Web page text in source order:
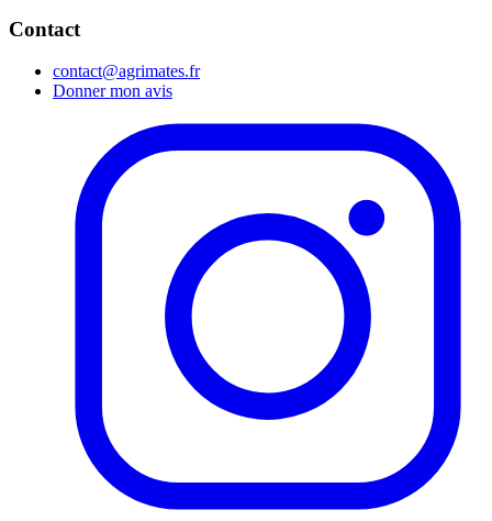
Contact
contact@agrimates.fr
Donner mon avis